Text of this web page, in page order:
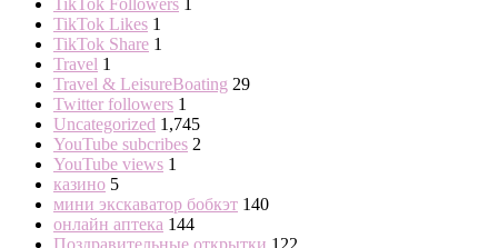
TikTok Likes 1
TikTok Share 1
Travel 1
Travel & LeisureBoating 29
Twitter followers 1
Uncategorized 1,745
YouTube subcribes 2
YouTube views 1
казино 5
мини экскаватор бобкэт 140
онлайн аптека 144
Поздравительные открытки 122